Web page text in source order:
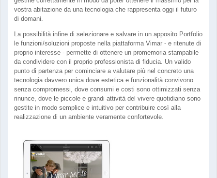
vostra abitazione da una tecnologia che rappresenta oggi il futuro
di domani.
La possibilità infine di selezionare e salvare in un apposito Portfolio
le funzioni/soluzioni proposte nella piattaforma Vimar - e ritenute di
proprio interesse - permette di ottenere un promemoria stampabile
da condividere con il proprio professionista di fiducia. Un valido
punto di partenza per cominciare a valutare più nel concreto una
tecnologia davvero unica dove estetica e funzionalità convivono
senza compromessi, dove consumi e costi sono ottimizzati senza
rinunce, dove le piccole e grandi attività del vivere quotidiano sono
gestite in modo semplice e intuitivo per contribuire così alla
realizzazione di un ambiente veramente confortevole.